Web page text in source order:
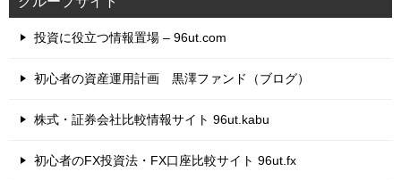
投資に役立つ情報置場 – 96ut.com
初心者の資産運用計画 黒澤ファンド（ブログ）
株式・証券会社比較情報サイト 96ut.kabu
初心者のFX投資法・FX口座比較サイト 96ut.fx